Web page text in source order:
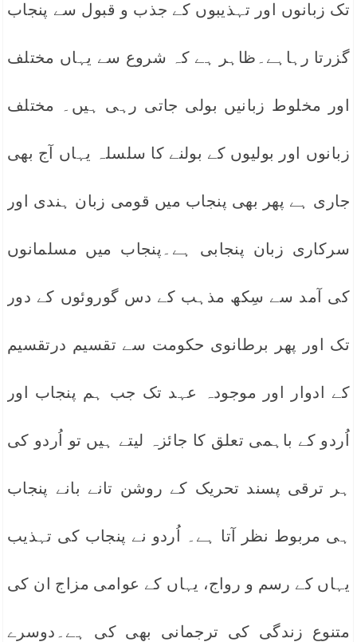
تک زبانوں اور تہذیبوں کے جذب و قبول سے پنجاب
گزرتا رہاہے۔ظاہر ہے کہ شروع سے یہاں مختلف
اور مخلوط زبانیں بولی جاتی رہی ہیں۔ مختلف
زبانوں اور بولیوں کے بولنے کا سلسلہ یہاں آج بھی
جاری ہے پھر بھی پنجاب میں قومی زبان ہندی اور
سرکاری زبان پنجابی ہے۔پنجاب میں مسلمانوں
کی آمد سے سِکھ مذہب کے دس گوروئوں کے دور
تک اور پھر برطانوی حکومت سے تقسیم درتقسیم
کے ادوار اور موجودہ عہد تک جب ہم پنجاب اور
اُردو کے باہمی تعلق کا جائزہ لیتے ہیں تو اُردو کی
ہر ترقی پسند تحریک کے روشن تانے بانے پنجاب
ہی مربوط نظر آتا ہے۔ اُردو نے پنجاب کی تہذیب
یہاں کے رسم و رواج، یہاں کے عوامی مزاج ان کی
متنوع زندگی کی ترجمانی بھی کی ہے۔دوسرے